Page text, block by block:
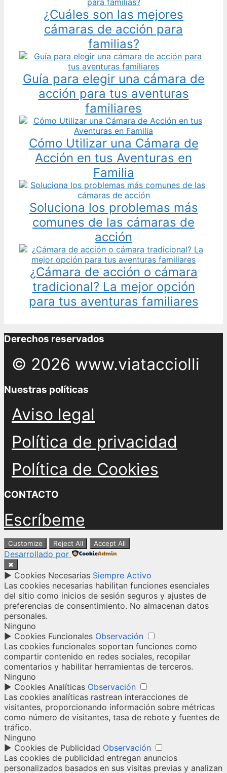
¿Cuáles son las mejores
cámaras de acción para
familias?
Guía para elegir una cámara de
acción para tus aventuras
familiares
Cómo Utilizar una Cámara de
Acción en tus Aventuras en
Familia
Soluciona los problemas más
comunes de las cámaras de
acción
¿Cámara de acción o cámara
tradicional? La mejor opción
para tus aventuras familiares
Derechos reservados
© 2026 www.viatacciolli
Nuestras políticas
Aviso legal
Política de privacidad
Política de Cookies
CONTACTO
Escríbeme
Customize Reject All Accept All
Desarrollado por
✖
► Cookies Necesarias Siempre Activo
Las cookies necesarias habilitan funciones esenciales
del sitio como inicios de sesión seguros y ajustes de
preferencias de consentimiento. No almacenan datos
personales.
Ninguno
► Cookies Funcionales Observación
Las cookies funcionales soportan funciones como
compartir contenido en redes sociales, recopilar
comentarios y habilitar herramientas de terceros.
Ninguno
► Cookies Analíticas Observación
Las cookies analíticas rastrean interacciones de
visitantes, proporcionando información sobre métricas
como número de visitantes, tasa de rebote y fuentes de
tráfico.
Ninguno
► Cookies de Publicidad Observación
Las cookies de publicidad entregan anuncios
personalizados basados en sus visitas previas y analizan